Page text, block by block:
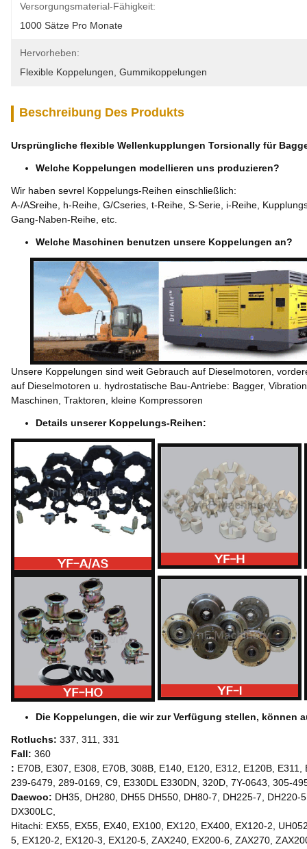
Versorgungsmaterial-Fähigkeit:
1000 Sätze Pro Monate
Hervorheben:
Flexible Koppelungen Gummikoppelungen
Beschreibung Des Produkts
Ursprüngliche flexible Wellenkupplungen Torsionally für
Welche Koppelungen modellieren uns produzieren?
Wir haben sevrel Koppelungs-Reihen einschließlich:
A-/ASreihe, h-Reihe, G/Cseries, t-Reihe, S-Serie, i-Reihe,
Gang-Naben-Reihe, etc.
Welche Maschinen benutzen unsere Koppelungen an?
Unsere Koppelungen sind weit Gebrauch auf Dieselmotoren,
auf Dieselmotoren u. hydrostatische Bau-Antriebe: Bagger,
Maschinen, Traktoren, kleine Kompressoren
Details unserer Koppelungs-Reihen:
Die Koppelungen, die wir zur Verfügung stellen, können
Rotluchs: 337, 311, 331
Fall: 360
: E70B, E307, E308, E70B, 308B, E140, E120, E312, E120B,
239-6479, 289-0169, C9, E330DL E330DN, 320D, 7Y-0643, 305-
Daewoo: DH35, DH280, DH55 DH550, DH80-7, DH225-7,
DX300LC,
Hitachi: EX55, EX55, EX40, EX100, EX120, EX400, EX120-2,
5, EX120-2, EX120-3, EX120-5, ZAX240, EX200-6, ZAX270,